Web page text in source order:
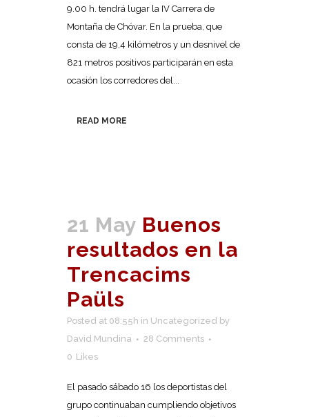
9.00 h. tendrá lugar la IV Carrera de
Montaña de Chóvar. En la prueba, que
consta de 19,4 kilómetros y un desnivel de
821 metros positivos participarán en esta
ocasión los corredores del...
READ MORE
21 May Buenos
resultados en la
Trencacims
Paüls
Posted at 08:55h in Uncategorized by
David Mundina
28 Comments
0 Likes
El pasado sábado 16 los deportistas del
grupo continuaban cumpliendo objetivos